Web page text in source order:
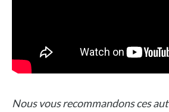
Nous vous recommandons ces